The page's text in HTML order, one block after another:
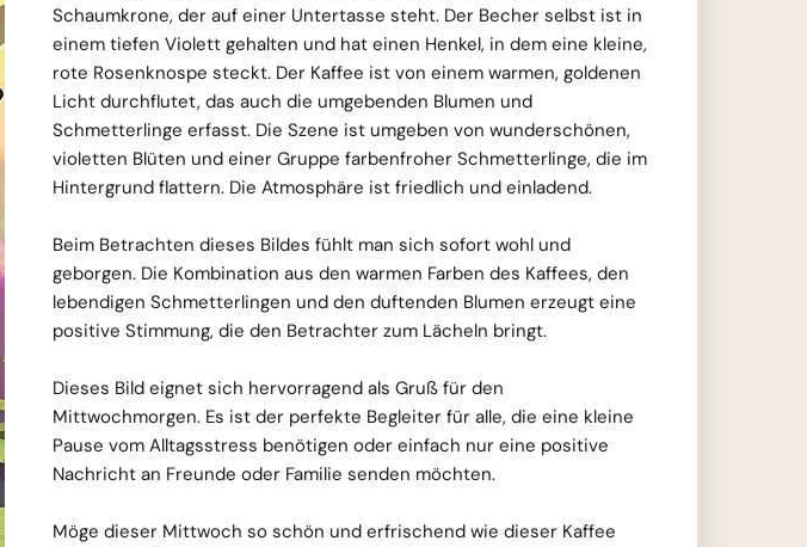
Schaumkrone, der auf einer Untertasse steht. Der Becher selbst ist in
einem tiefen Violett gehalten und hat einen Henkel, in dem eine kleine,
rote Rosenknospe steckt. Der Kaffee ist von einem warmen, goldenen
Licht durchflutet, das auch die umgebenden Blumen und
Schmetterlinge erfasst. Die Szene ist umgeben von wunderschönen,
violetten Blüten und einer Gruppe farbenfroher Schmetterlinge, die im
Hintergrund flattern. Die Atmosphäre ist friedlich und einladend.
Beim Betrachten dieses Bildes fühlt man sich sofort wohl und
geborgen. Die Kombination aus den warmen Farben des Kaffees, den
lebendigen Schmetterlingen und den duftenden Blumen erzeugt eine
positive Stimmung, die den Betrachter zum Lächeln bringt.
Dieses Bild eignet sich hervorragend als Gruß für den
Mittwochmorgen. Es ist der perfekte Begleiter für alle, die eine kleine
Pause vom Alltagsstress benötigen oder einfach nur eine positive
Nachricht an Freunde oder Familie senden möchten.
Möge dieser Mittwoch so schön und erfrischend wie dieser Kaffee